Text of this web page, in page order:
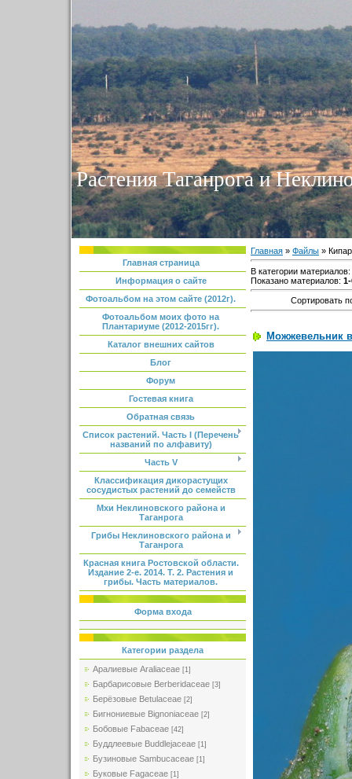
Растения Таганрога и
Главная страница
Информация о сайте
Фотоальбом на этом сайте (2012г).
Фотоальбом моих фото на
Плантариуме (2012-2015гг).
Каталог внешних сайтов
Блог
Форум
Гостевая книга
Обратная связь
Список растений. Часть I (Перечень
названий по алфавиту)
Часть V
Классификация дикорастущих
сосудистых растений до семейств
Мхи Неклиновского района и
Таганрога
Грибы Неклиновского района и
Таганрога
Красная книга Ростовской области.
Издание 2-е. 2014. Т. 2. Растения и
грибы. Часть материалов.
Форма входа
Категории раздела
Аралиевые Araliaceae [1]
Барбарисовые Berberidaceae [3]
Берёзовые Betulaceae [2]
Бигнониевые Bignoniaceae [2]
Бобовые Fabaceae [42]
Буддлеевые Buddlejaceae [1]
Бузиновые Sambucaceae [1]
Буковые Fagaceae [1]
Главная » Файлы »
В категории материалов:
Показано материалов:
Сортировать
Можжевельник